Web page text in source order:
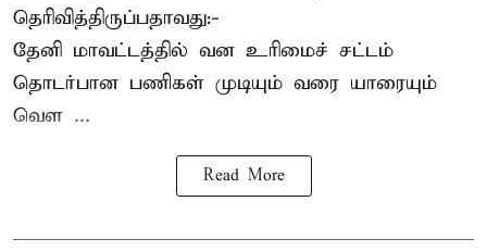
தெரிவித்திருப்பதாவது:-
தேனி மாவட்டத்தில் வன உரிமைச் சட்டம்
தொடர்பான பணிகள் முடியும் வரை யாரையும்
வெள ...
Read More